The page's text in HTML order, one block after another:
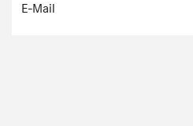
E-Mail